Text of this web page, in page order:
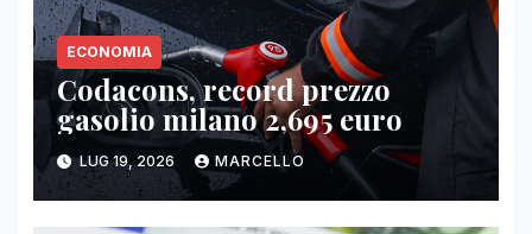
ECONOMIA
Codacons, record prezzo
gasolio milano 2,695 euro
LUG 19, 2026 MARCELLO